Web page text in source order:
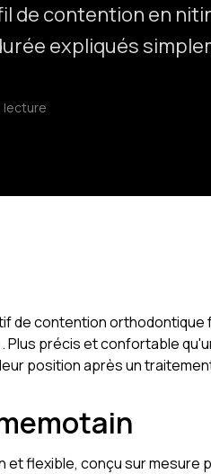
de contention en
expliqués
lecture
de contention orthodontique
Plus précis et confortable
position après un
et flexible, conçu sur mesure